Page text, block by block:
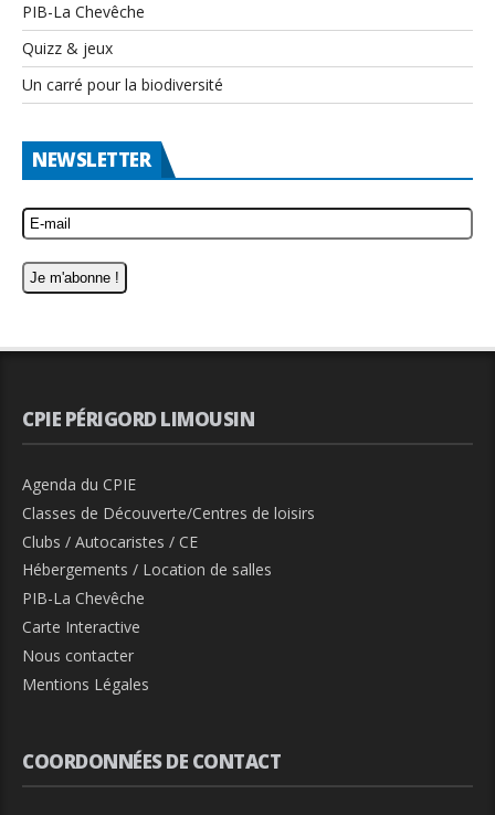
PIB-La Chevêche
Quizz & jeux
Un carré pour la biodiversité
NEWSLETTER
CPIE PÉRIGORD LIMOUSIN
Agenda du CPIE
Classes de Découverte/Centres de loisirs
Clubs / Autocaristes / CE
Hébergements / Location de salles
PIB-La Chevêche
Carte Interactive
Nous contacter
Mentions Légales
COORDONNÉES DE CONTACT